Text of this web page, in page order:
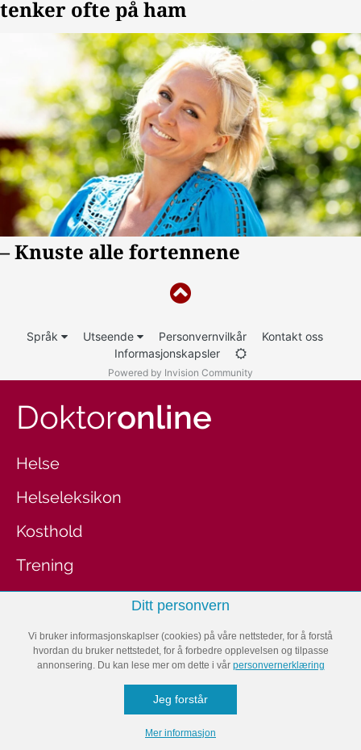
Språk Utseende Personvernvilkår
Kontakt oss
Informasjonskapsler
Powered by Invision Community
Doktoronline
Helse
Helseleksikon
Kosthold
Trening
Fitnessbloggen
Denne siden er en del av
Ditt personvern
Vi bruker informasjonskaplser (cookies) på våre nettsteder, for å forstå
hvordan du bruker nettstedet, for å forbedre opplevelsen og tilpasse
annonsering. Du kan lese mer om dette i vår personvernerklæring
Jeg forstår
Mer informasjon